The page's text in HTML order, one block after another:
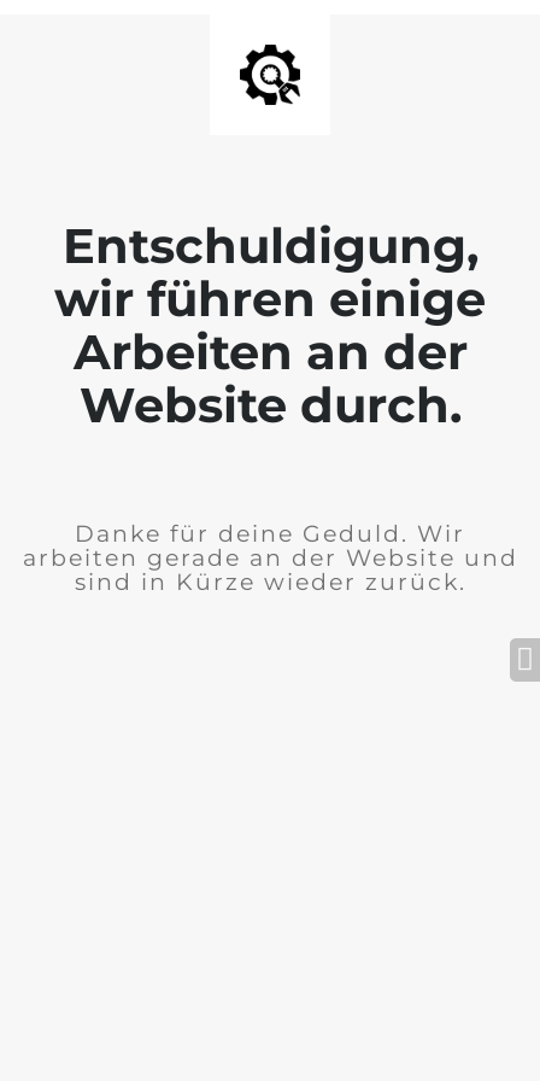
Entschuldigung,
wir führen einige
Arbeiten an der
Website durch.
Danke für deine Geduld. Wir
arbeiten gerade an der Website und
sind in Kürze wieder zurück.